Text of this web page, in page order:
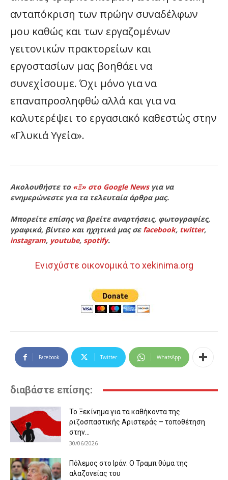
ανταπόκριση των πρώην συναδέλφων
μου καθώς και των εργαζομένων
γειτονικών πρακτορείων και
εργοστασίων μας βοηθάει να
συνεχίσουμε. Όχι μόνο για να
επαναπροσληφθώ αλλά και για να
καλυτερέψει το εργασιακό καθεστώς στην
«Γλυκιά Υγεία».
Ακολουθήστε το «Ξ» στο Google Newsγια να
ενημερώνεστε για τα τελευταία άρθρα μας.
Μπορείτε επίσης να βρείτε αναρτήσεις, φωτογραφίες,
γραφικά, βίντεο και ηχητικά μας σε facebook, twitter,
instagram, youtube, spotify.
Ενισχύστε οικονομικά το xekinima.org
Facebook Twitter WhatsApp
διαβάστε επίσης:
Το Ξεκίνημα για τα καθήκοντα της
ριζοσπαστικής Αριστεράς – τοποθέτηση
στην...
30/06/2026
Πόλεμος στο Ιράν: Ο Τραμπ θύμα της
αλαζονείας του